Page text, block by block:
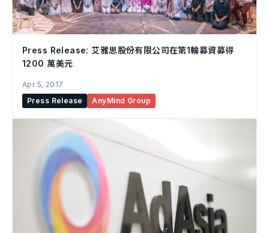
Press Release: 艾雅思股份有限公司在第1輪募資募得
1200 萬美元
Apr 5, 2017
Press Release
AnyMind Group